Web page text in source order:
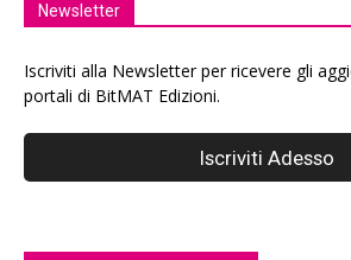
Newsletter
Iscriviti alla Newsletter per ricevere gli
portali di BitMAT Edizioni.